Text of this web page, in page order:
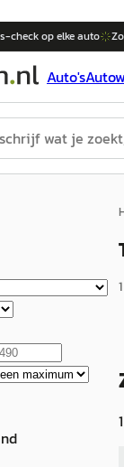
check op elkeauto
Auto's
1
1